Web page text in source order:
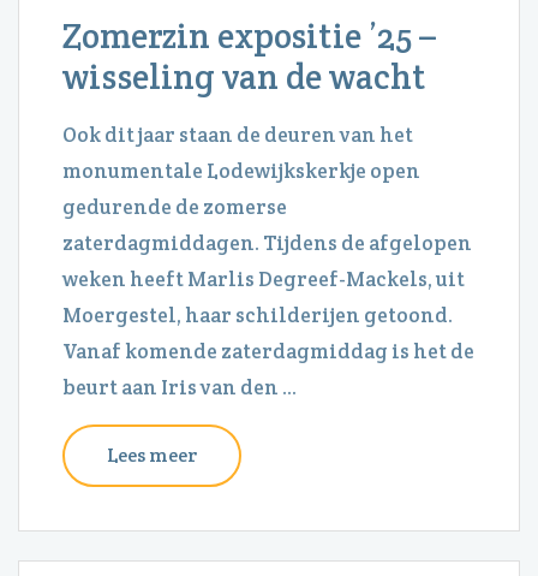
Zomerzin expositie ’25 –
wisseling van de wacht
Ook dit jaar staan de deuren van het
monumentale Lodewijkskerkje open
gedurende de zomerse
zaterdagmiddagen. Tijdens de afgelopen
weken heeft Marlis Degreef-Mackels, uit
Moergestel, haar schilderijen getoond.
Vanaf komende zaterdagmiddag is het de
beurt aan Iris van den ...
Lees meer